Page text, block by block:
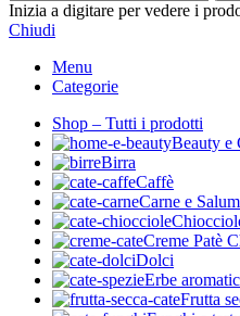
Inizia a digitare per vedere i
Chiudi
Menu
Categorie
Shop – Tutti i prodotti
Beauty e
Birra
Caffè
Carne e
Creme Patè
Dolci
Erbe
Frutta